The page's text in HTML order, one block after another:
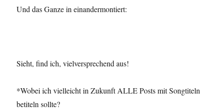
Und das Ganze in einandermontiert:
Sieht, find ich, vielversprechend aus!
*Wobei ich vielleicht in Zukunft ALLE Posts mit Songtiteln
betiteln sollte?